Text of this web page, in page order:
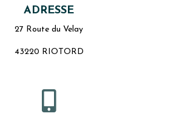
ADRESSE
27 Route du Velay
43220 RIOTORD
